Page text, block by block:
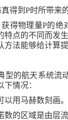
得到 P时所带来
得物理量P的绝
特点的不同而发
方法能够给计算
型的航天系统流
情况：
以用马赫数刻画
数的区域是由层